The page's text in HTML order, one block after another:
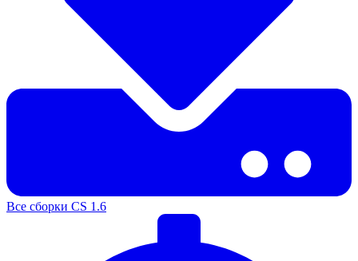
Все сборки CS 1.6